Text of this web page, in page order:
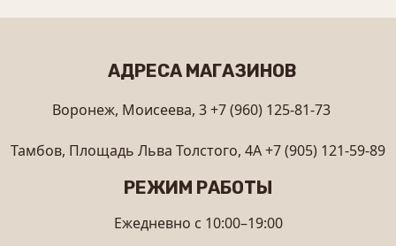
АДРЕСА МАГАЗИНОВ
Воронеж, Моисеева, 3+7 (960) 125-81-73
Тамбов, Площадь Льва Толстого, 4А+7 (905) 121-59-89
РЕЖИМ РАБОТЫ
Ежедневно с 10:00–19:00